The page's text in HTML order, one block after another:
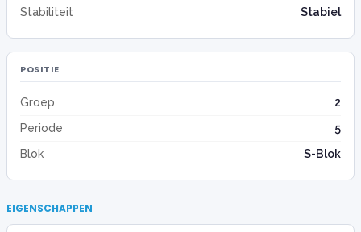
Stabiliteit
Stabiel
POSITIE
Groep
2
Periode
5
Blok
S-Blok
EIGENSCHAPPEN